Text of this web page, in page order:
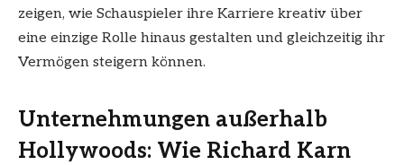
zeigen, wie Schauspieler ihre Karriere kreativ über
eine einzige Rolle hinaus gestalten und gleichzeitig ihr
Vermögen steigern können.
Unternehmungen außerhalb
Hollywoods: Wie Richard Karn